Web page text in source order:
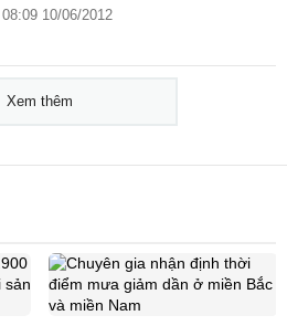
08:09 10/06/2012
Xem thêm